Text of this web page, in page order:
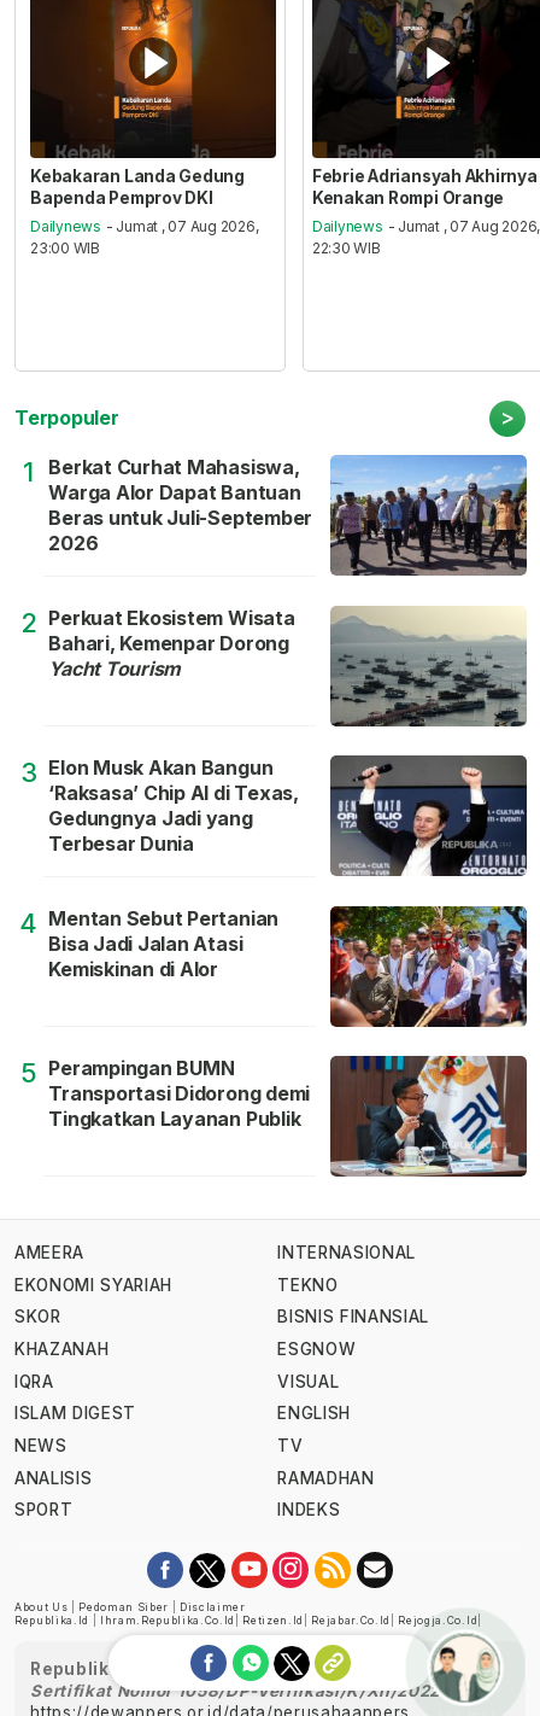
Kebakaran Landa Gedung
Bapenda Pemprov DKI
Dailynews - Jumat , 07 Aug 2026,
23:00 WIB
Febrie Adriansyah Akhirnya
Kenakan Rompi Orange
Dailynews - Jumat , 07 Aug 2026,
22:30 WIB
Terpopuler >
1
Berkat Curhat Mahasiswa,
Warga Alor Dapat Bantuan
Beras untuk Juli-September
2026
2 Perkuat Ekosistem Wisata
Bahari, Kemenpar Dorong
Yacht Tourism
3 Elon Musk Akan Bangun
‘Raksasa’ Chip AI di Texas,
Gedungnya Jadi yang
Terbesar Dunia
4 Mentan Sebut Pertanian
Bisa Jadi Jalan Atasi
Kemiskinan di Alor
5 Perampingan BUMN
Transportasi Didorong demi
Tingkatkan Layanan Publik
AMEERA
EKONOMI SYARIAH
SKOR
KHAZANAH
IQRA
ISLAM DIGEST
NEWS
ANALISIS
SPORT
INTERNASIONAL
TEKNO
BISNIS FINANSIAL
ESGNOW
VISUAL
ENGLISH
TV
RAMADHAN
INDEKS
About Us Pedoman Siber
Disclaimer
Republika.id
Ihram.republika.co.id Retizen.id Rejabar.co.id Rejogja.co.id
Republika telah diverifikasi oleh Dewan Pers
Sertifikat Nomor 1058/DP-Verifikasi/K/XII/2022
https://dewanpers.or.id/data/perusahaanpers